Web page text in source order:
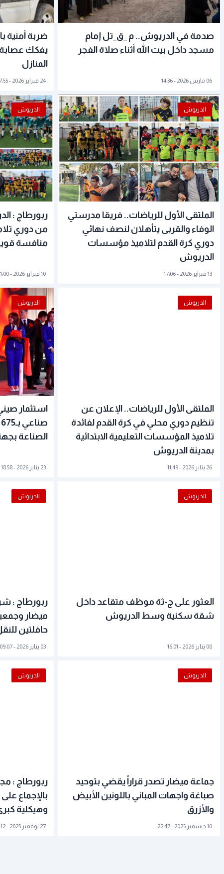
صدمة في الدريوش.. م _ق_تل إمام
مسجد داخل بيت الله أثناء صلاة الفجر
06 مارس 2026 - 14:36
ضربة أمنية
يفكك
المنازل
24 فبراير 2026 - 17:55
الملتقى الأول للرياضات.. فريقا مدرستي
الوفاء والقربى يتأهلان لنصف نهائي
دوري كرة القدم لتلاميذ مؤسسات
الدريوش
الدريوش
13 فبراير 2026 - 17:06
ربورطاج :
من دوري
منافسة
الدريوش
10 فبراير 2026 - 11:00
الملتقى الأول للرياضات.. الإعلان عن
تنظيم دوري محلي في كرة القدم لفائدة
تلاميذ المؤسسات التعليمية الابتدائية
بمدينة الدريوش
الدريوش
26 يناير 2026 - 11:49
استثمار
الصناعة
الدريوش
23 يناير 2026 - 18:58
العثور على ج-ثة موظف متقاعد داخل
شقة سكنية وسط الدريوش
الدريوش
08 يناير 2026 - 16:01
ربورطاج :
ميضار
حافلتين
الدريوش
03 يناير 2026 - 09:07
جماعة ميضار تصدر قراراً يقضي بتوحيد
صباغة واجهات المباني باللونين الأبيض
والأزرق
الدريوش
10 ديسمبر 2025 - 22:47
ربورطاج :
بالإجماع
وهيكلية
الدريوش
27 نوفمبر 2025 - 21:12